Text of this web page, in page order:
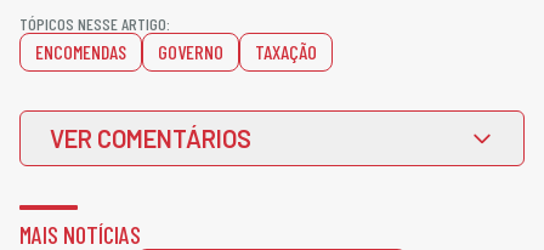
TÓPICOS NESSE ARTIGO:
ENCOMENDAS GOVERNO TAXAÇÃO
VER COMENTÁRIOS
MAIS NOTÍCIAS